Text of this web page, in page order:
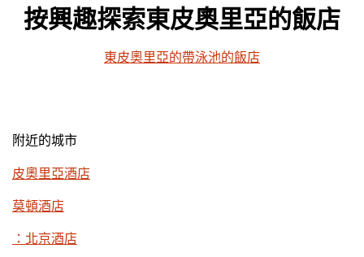
按興趣探索東皮奧里亞的飯店
東皮奧里亞的帶泳池的飯店
附近的城市
皮奧里亞酒店
莫頓酒店
：北京酒店